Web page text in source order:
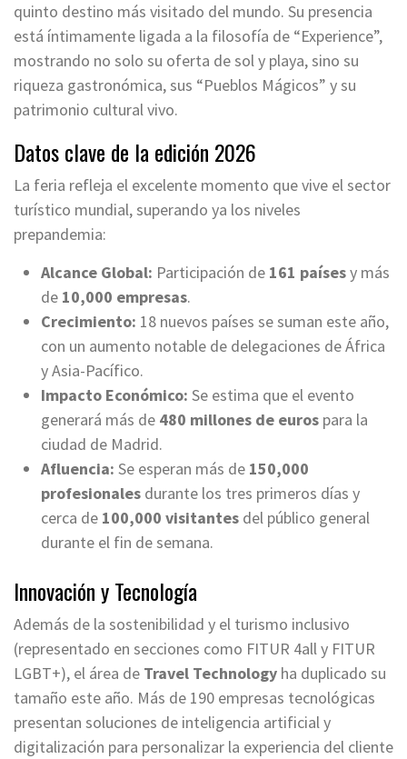
quinto destino más visitado del mundo. Su presencia
está íntimamente ligada a la filosofía de “Experience”,
mostrando no solo su oferta de sol y playa, sino su
riqueza gastronómica, sus “Pueblos Mágicos” y su
patrimonio cultural vivo.
Datos clave de la edición 2026
La feria refleja el excelente momento que vive el sector
turístico mundial, superando ya los niveles
prepandemia:
Alcance Global: Participación de 161 paísesy más
de 10,000 empresas.
Crecimiento: 18 nuevos países se suman este año,
con un aumento notable de delegaciones de África
y Asia-Pacífico.
Impacto Económico: Se estima que el evento
generará más de 480 millones de euros para la
ciudad de Madrid.
Afluencia: Se esperan más de 150,000
profesionales durante los tres primeros días y
cerca de 100,000 visitantes del público general
durante el fin de semana.
Innovación y Tecnología
Además de la sostenibilidad y el turismo inclusivo
(representado en secciones como FITUR 4all y FITUR
LGBT+), el área de Travel Technology ha duplicado su
tamaño este año. Más de 190 empresas tecnológicas
presentan soluciones de inteligencia artificial y
digitalización para personalizar la experiencia del cliente